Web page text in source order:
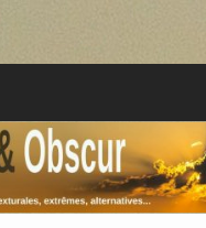
texturales